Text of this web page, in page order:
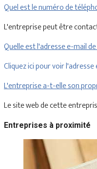
Quel est le numéro de
L'entreprise peut être
Quelle est l'adresse e-mail
Cliquez ici pour voir l'adresse
L'entreprise a-t-elle son
Le site web de cette
Entreprises à proximité